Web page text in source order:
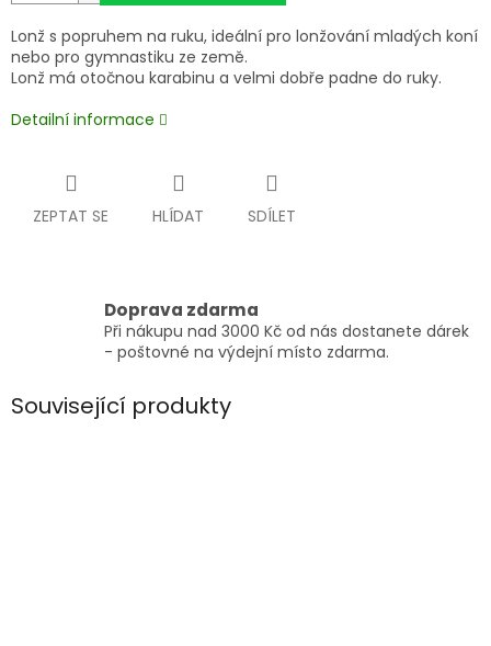
Lonž s popruhem na ruku, ideální pro lonžování mladých koní
nebo pro gymnastiku ze země.
Lonž má otočnou karabinu a velmi dobře padne do ruky.
Detailní informace
ZEPTAT SE HLÍDAT SDÍLET
Doprava zdarma
Při nákupu nad 3000 Kč od nás dostanete dárek
- poštovné na výdejní místo zdarma.
Související produkty